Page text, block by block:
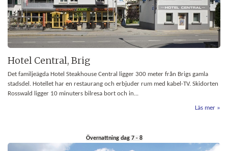
Hotel Central, Brig
Det familjeägda Hotel Steakhouse Central ligger 300 meter från Brigs gamla
stadsdel. Hotellet har en restaurang och erbjuder rum med kabel-TV. Skidorten
Rosswald ligger 10 minuters bilresa bort och in...
Läs mer
Övernattning dag 7 - 8